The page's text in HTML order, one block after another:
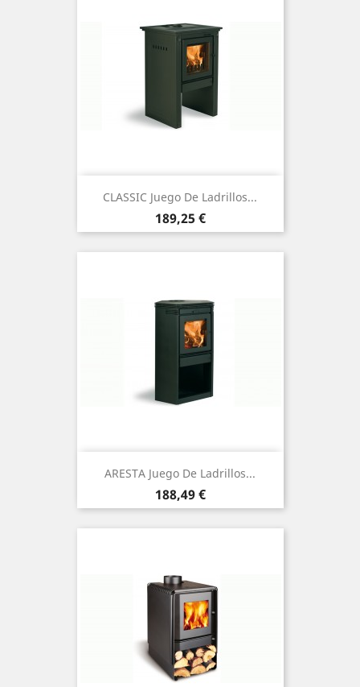
CLASSIC Juego De Ladrillos...
Precio
189,25 €
ARESTA Juego De Ladrillos...
Precio
188,49 €